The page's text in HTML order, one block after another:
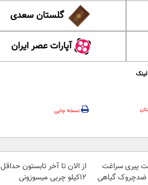
گلستان سعدی
آپارات عصر ایران
نسخه چاپی
پیری سراغت
ضدچروک گیاهی
از الان تا آخر تابستون حداقل
12کیلو چربی میسوزونی